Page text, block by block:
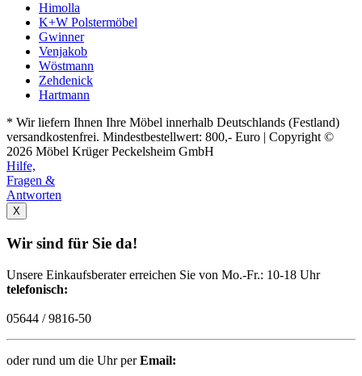
Himolla
K+W Polstermöbel
Gwinner
Venjakob
Wöstmann
Zehdenick
Hartmann
* Wir liefern Ihnen Ihre Möbel innerhalb Deutschlands (Festland)
versandkostenfrei. Mindestbestellwert: 800,- Euro | Copyright ©
2026 Möbel Krüger Peckelsheim GmbH
Hilfe,
Fragen &
Antworten
X
Wir sind für Sie da!
Unsere Einkaufsberater erreichen Sie von Mo.-Fr.: 10-18 Uhr
telefonisch:
05644 / 9816-50
oder rund um die Uhr perEmail: